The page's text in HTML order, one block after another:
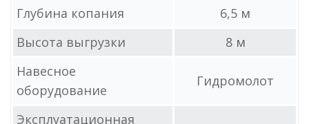
Глубина копания
6,5 м
Высота выгрузки
8 м
Навесное
оборудование
Гидромолот
Эксплуатационная